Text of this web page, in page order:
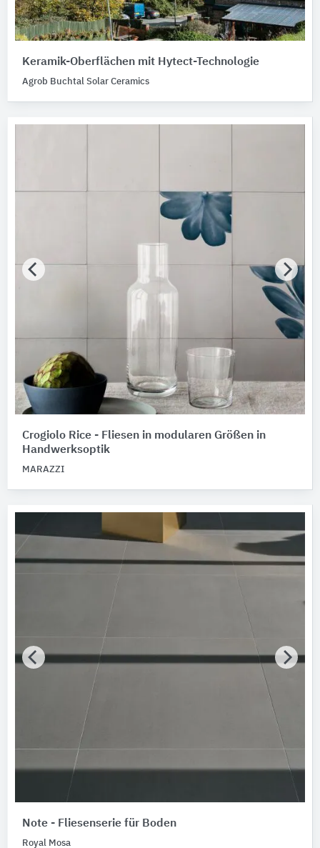
Keramik-Oberflächen mit Hytect-Technologie
Agrob Buchtal Solar Ceramics
Crogiolo Rice - Fliesen in modularen Größen in
Handwerksoptik
MARAZZI
Note - Fliesenserie für Boden
Royal Mosa